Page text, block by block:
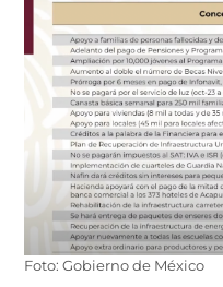
Foto: Gobierno de México